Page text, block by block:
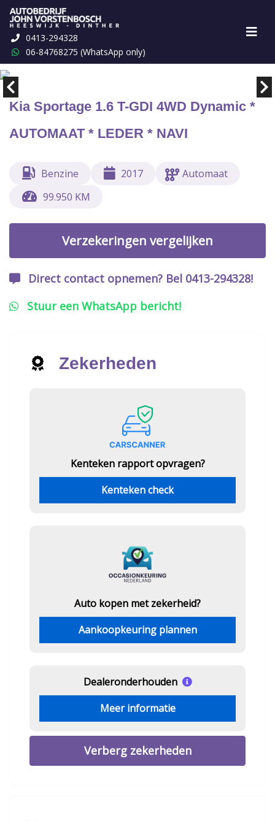
0413-294328
06-84768275 (WhatsApp only)
Kia Sportage 1.6 T-GDI 4WD Dynamic *
AUTOMAAT * LEDER * NAVI
Benzine 2017
Automaat
99.950 KM
Verzekeringen vergelijken
Direct contact opnemen? Bel 0413-294328!
Stuur een WhatsApp bericht!
Zekerheden
Kenteken rapport opvragen?
Kenteken check
Auto kopen met zekerheid?
Aankoopkeuring plannen
Dealeronderhouden
Meer informatie
Verberg zekerheden